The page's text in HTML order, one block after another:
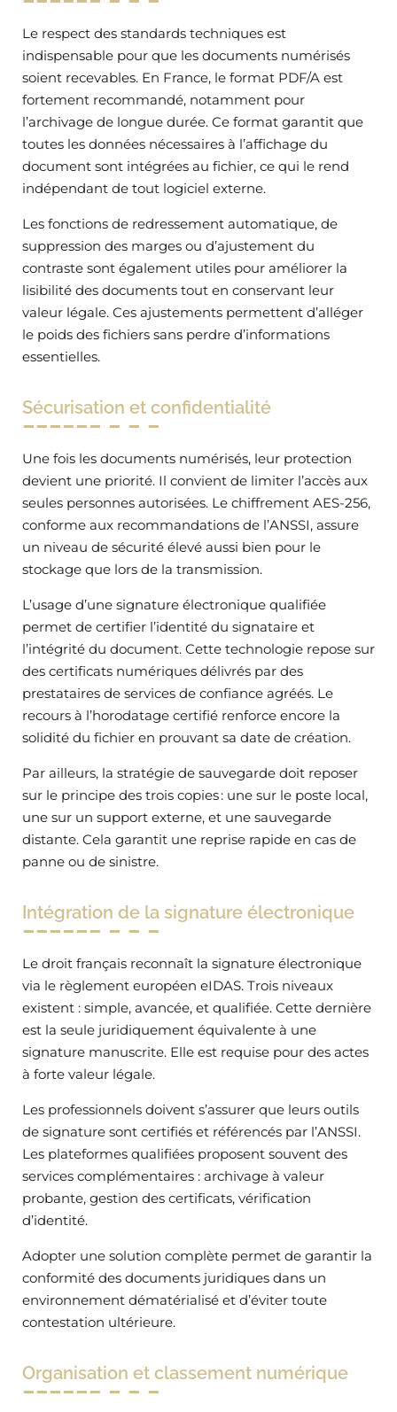
Le respect des standards techniques est
indispensable pour que les documents numérisés
soient recevables. En France, le format PDF/A est
fortement recommandé, notamment pour
l’archivage de longue durée. Ce format garantit que
toutes les données nécessaires à l’affichage du
document sont intégrées au fichier, ce qui le rend
indépendant de tout logiciel externe.
Les fonctions de redressement automatique, de
suppression des marges ou d’ajustement du
contraste sont également utiles pour améliorer la
lisibilité des documents tout en conservant leur
valeur légale. Ces ajustements permettent d’alléger
le poids des fichiers sans perdre d’informations
essentielles.
Sécurisation et confidentialité
Une fois les documents numérisés, leur protection
devient une priorité. Il convient de limiter l’accès aux
seules personnes autorisées. Le chiffrement AES-256,
conforme aux recommandations de l’ANSSI, assure
un niveau de sécurité élevé aussi bien pour le
stockage que lors de la transmission.
L’usage d’une signature électronique qualifiée
permet de certifier l’identité du signataire et
l’intégrité du document. Cette technologie repose sur
des certificats numériques délivrés par des
prestataires de services de confiance agréés. Le
recours à l’horodatage certifié renforce encore la
solidité du fichier en prouvant sa date de création.
Par ailleurs, la stratégie de sauvegarde doit reposer
sur le principe des trois copies : une sur le poste local,
une sur un support externe, et une sauvegarde
distante. Cela garantit une reprise rapide en cas de
panne ou de sinistre.
Intégration de la signature électronique
Le droit français reconnaît la signature électronique
via le règlement européen eIDAS. Trois niveaux
existent : simple, avancée, et qualifiée. Cette dernière
est la seule juridiquement équivalente à une
signature manuscrite. Elle est requise pour des actes
à forte valeur légale.
Les professionnels doivent s’assurer que leurs outils
de signature sont certifiés et référencés par l’ANSSI.
Les plateformes qualifiées proposent souvent des
services complémentaires : archivage à valeur
probante, gestion des certificats, vérification
d’identité.
Adopter une solution complète permet de garantir la
conformité des documents juridiques dans un
environnement dématérialisé et d’éviter toute
contestation ultérieure.
Organisation et classement numérique